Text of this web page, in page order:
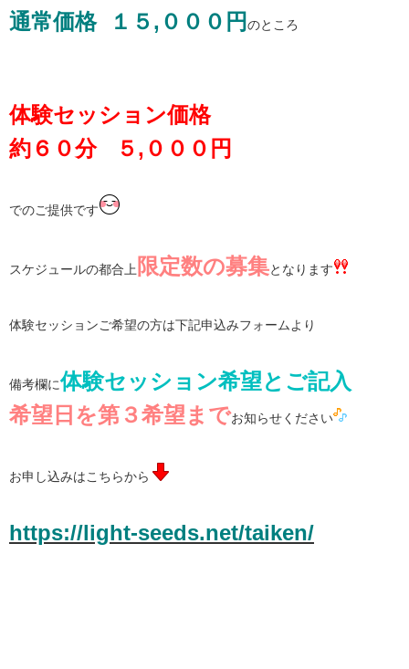
通常価格 １５,０００円 のところ
体験セッション価格
約６０分 ５,０００円
でのご提供です
スケジュールの都合上 限定数の募集となります
体験セッションご希望の方は下記申込みフォームより
備考欄に体験セッション希望とご記入
希望日を第３希望までお知らせください
お申し込みはこちらから
https://light-seeds.net/taiken/